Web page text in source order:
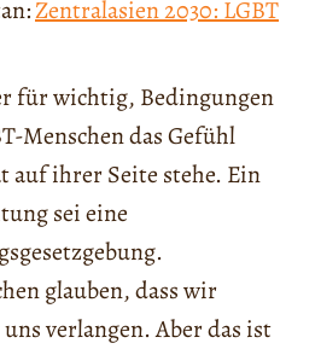
Zentralasien 2030: LGBT
für wichtig, Bedingungen
Menschen das Gefühl
auf ihrer Seite stehe. Ein
sei eine
glauben, dass wir
verlangen. Aber das ist